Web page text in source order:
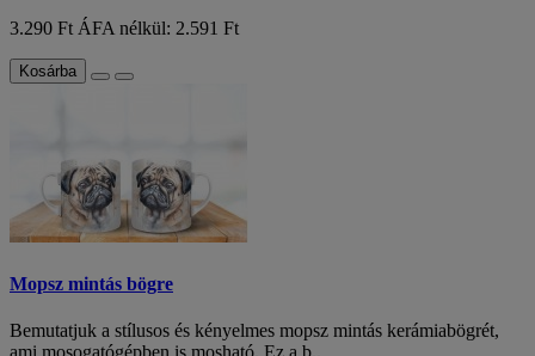
3.290 Ft ÁFA nélkül: 2.591 Ft
Kosárba
Mopsz mintás bögre
Bemutatjuk a stílusos és kényelmes mopsz mintás kerámiabögrét,
ami mosogatógépben is mosható. Ez a b..